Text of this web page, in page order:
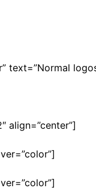
text=”Normal
align=”center”]